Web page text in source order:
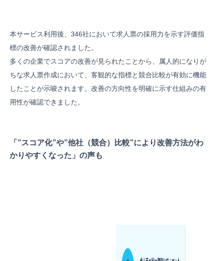
本サービス利用後、346社において求人票の採用力を示す評価指
標の改善が確認されました。
多くの企業でスコアの改善が見られたことから、属人的になりが
ちな求人票作成において、客観的な指標と競合比較が有効に機能
したことが示唆されます。改善の方向性を明確に示す仕組みの有
用性が確認できました。
「”スコア化”や”他社（競合）比較”により改善方法がわ
かりやすくなった」の声も